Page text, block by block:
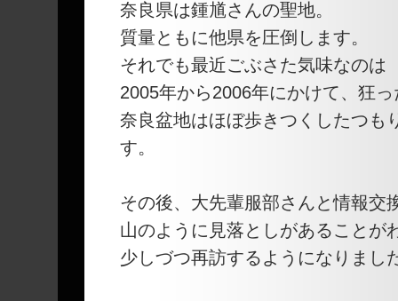
奈良県は鍾馗さんの聖地。
質量ともに他県を圧倒します。
それでも最近ごぶさた気味なのは
2005年から2006年にかけて、狂
奈良盆地はほぼ歩きつくしたつも
す。
その後、大先輩服部さんと情報交
山のように見落としがあることが
少しづつ再訪するようになりまし